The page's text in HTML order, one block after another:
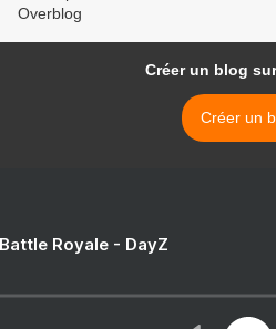
Overblog
Créer un blog
Créer un
Royale - DayZ